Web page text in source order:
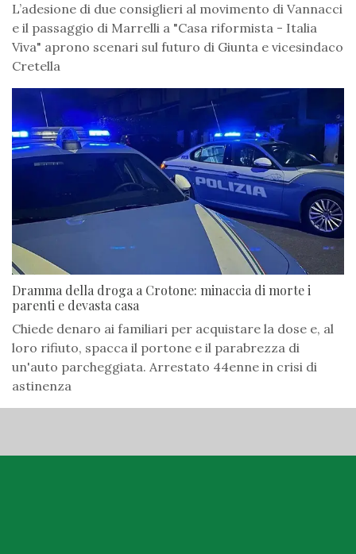
L’adesione di due consiglieri al movimento di Vannacci
e il passaggio di Marrelli a "Casa riformista - Italia
Viva" aprono scenari sul futuro di Giunta e vicesindaco
Cretella
Dramma della droga a Crotone: minaccia di morte i
parenti e devasta casa
Chiede denaro ai familiari per acquistare la dose e, al
loro rifiuto, spacca il portone e il parabrezza di
un'auto parcheggiata. Arrestato 44enne in crisi di
astinenza